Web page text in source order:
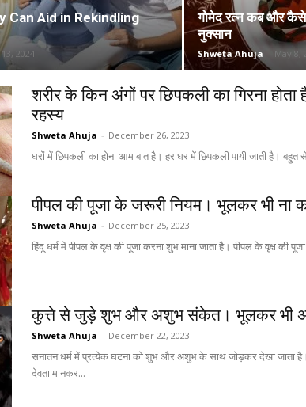
Can Aid in Rekindling
2024
गोमेद रत्न कब और
नुक्सान
Shweta Ahuja - May 8,
शरीर के किन अंगों पर छिपकली का गिरना
रहस्य
Shweta Ahuja - December 26, 2023
घरों में छिपकली का होना आम बात है। हर घर में छिपकली पायी जाती है।
पीपल की पूजा के जरूरी नियम। भूलकर भी ना
Shweta Ahuja - December 25, 2023
हिंदू धर्म में पीपल के वृक्ष की पूजा करना शुभ माना जाता है। पीपल के वृक्ष की
कुत्ते से जुड़े शुभ और अशुभ संकेत। भूलकर भी
Shweta Ahuja - December 22, 2023
सनातन धर्म में प्रत्येक घटना को शुभ और अशुभ के साथ जोड़कर देखा जाता
देवता मानकर...